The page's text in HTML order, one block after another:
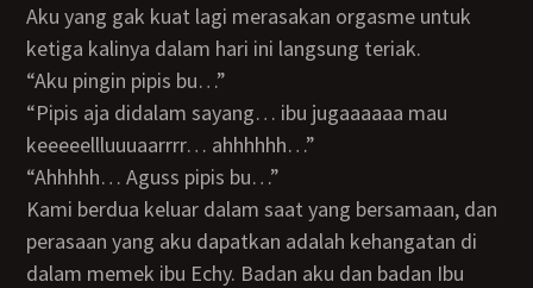
Aku yang gak kuat lagi merasakan orgasme untuk
ketiga kalinya dalam hari ini langsung teriak.
“Aku pingin pipis bu…”
“Pipis aja didalam sayang… ibu jugaaaaaa mau
keeeeellluuuaarrrr… ahhhhhh…”
“Ahhhhh… Aguss pipis bu…”
Kami berdua keluar dalam saat yang bersamaan, dan
perasaan yang aku dapatkan adalah kehangatan di
dalam memek ibu Echy. Badan aku dan badan Ibu